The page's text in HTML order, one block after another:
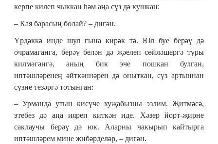
керпе килеп чыккан һәм аңа сүз дә кушкан:
– Кая барасың болай? – дигән.
Үрдәккә инде шул гына кирәк тә. Юл буе берәү дә
очрамаганга, берәү белән дә җәелеп сөйләшергә туры
килмәгәнгә, аның бик эче пошкан булган,
иптәшләренең әйткәннәрен дә оныткан, сүз артыннан
сүзне тезәргә тотынган:
– Урманда утын кисүче хуҗабызны эзлим. Җитмәсә,
этебез дә аңа ияреп киткән иде. Хәзер йорт-җирне
саклаучы берәү дә юк. Аларны чакырып кайтырга
иптәшләрем мине җибәрделәр, – дигән.